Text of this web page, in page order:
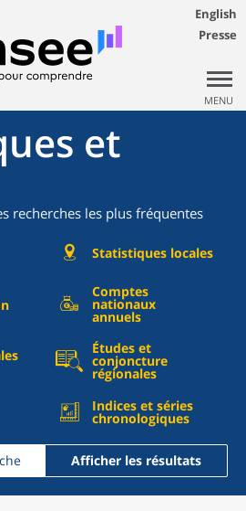
English
Presse
MENU
et
recherches les plus fréquentes
Statistiques locales
Comptes
nationaux
annuels
Études et
conjoncture
régionales
Indices et séries
chronologiques
Afficher les résultats